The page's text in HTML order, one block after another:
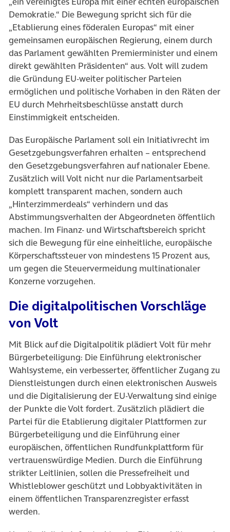
Demokratie.“ Die Bewegung spricht sich für die
„Etablierung eines föderalen Europas“ mit einer
gemeinsamen europäischen Regierung, einem durch
das Parlament gewählten Premierminister und einem
direkt gewählten Präsidenten“ aus. Volt will zudem
die Gründung EU-weiter politischer Parteien
ermöglichen und politische Vorhaben in den Räten der
EU durch Mehrheitsbeschlüsse anstatt durch
Einstimmigkeit entscheiden.
Das Europäische Parlament soll ein Initiativrecht im
Gesetzgebungsverfahren erhalten – entsprechend
den Gesetzgebungsverfahren auf nationaler Ebene.
Zusätzlich will Volt nicht nur die Parlamentsarbeit
komplett transparent machen, sondern auch
„Hinterzimmerdeals“ verhindern und das
Abstimmungsverhalten der Abgeordneten öffentlich
machen. Im Finanz- und Wirtschaftsbereich spricht
sich die Bewegung für eine einheitliche, europäische
Körperschaftssteuer von mindestens 15 Prozent aus,
um gegen die Steuervermeidung multinationaler
Konzerne vorzugehen.
Die digitalpolitischen Vorschläge
von Volt
Mit Blick auf die Digitalpolitik plädiert Volt für mehr
Bürgerbeteiligung: Die Einführung elektronischer
Wahlsysteme, ein verbesserter, öffentlicher Zugang zu
Dienstleistungen durch einen elektronischen Ausweis
und die Digitalisierung der EU-Verwaltung sind einige
der Punkte die Volt fordert. Zusätzlich plädiert die
Partei für die Etablierung digitaler Plattformen zur
Bürgerbeteiligung und die Einführung einer
europäischen, öffentlichen Rundfunkplattform für
vertrauenswürdige Medien. Durch die Einführung
strikter Leitlinien, sollen die Pressefreiheit und
Whistleblower geschützt und Lobbyaktivitäten in
einem öffentlichen Transparenzregister erfasst
werden.